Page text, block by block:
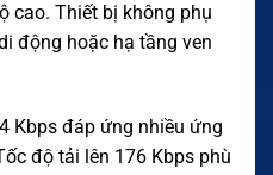
cao. Thiết bị không phụ
động hoặc hạ tầng ven
Kbps đáp ứng nhiều ứng
độ tải lên 176 Kbps phù